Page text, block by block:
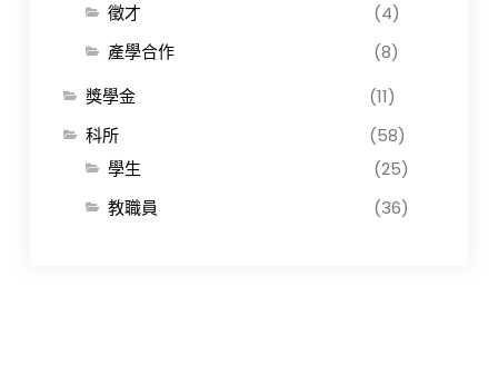
徵才
(4)
產學合作
(8)
獎學金
(11)
科所
(58)
學生
(25)
教職員
(36)